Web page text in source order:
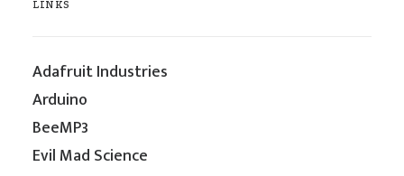
LINKS
Adafruit Industries
Arduino
BeeMP3
Evil Mad Science